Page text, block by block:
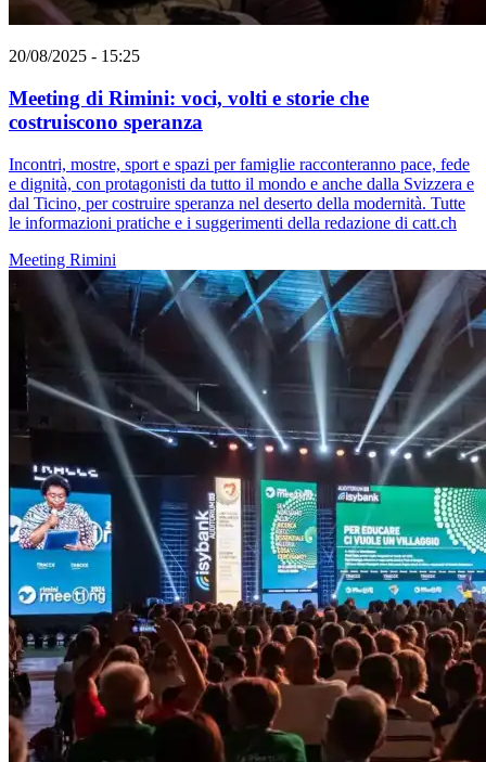
20/08/2025 - 15:25
Meeting di Rimini: voci, volti e storie che
costruiscono speranza
Incontri, mostre, sport e spazi per famiglie racconteranno pace, fede
e dignità, con protagonisti da tutto il mondo e anche dalla Svizzera e
dal Ticino, per costruire speranza nel deserto della modernità. Tutte
le informazioni pratiche e i suggerimenti della redazione di catt.ch
Meeting Rimini